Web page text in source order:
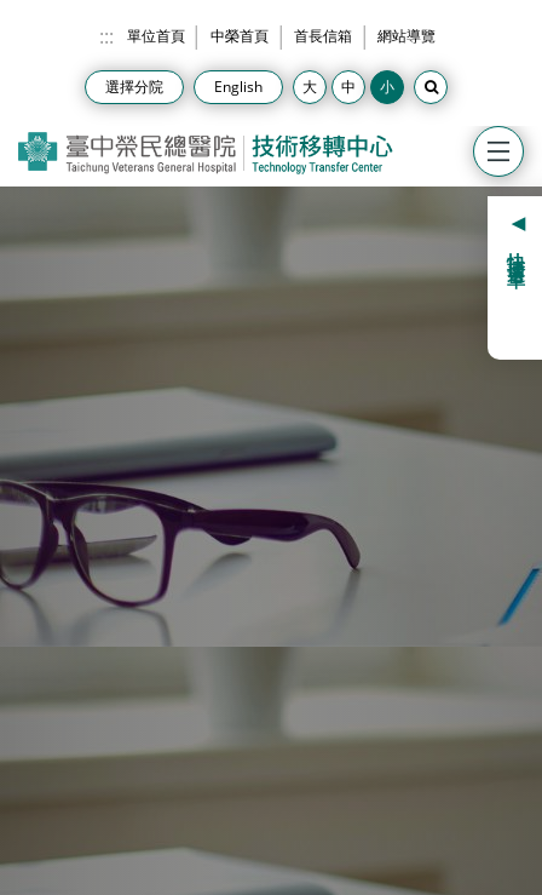
:::
單位首頁 中榮首頁 首長信箱 網站導覽
選擇分院 English
快捷選單